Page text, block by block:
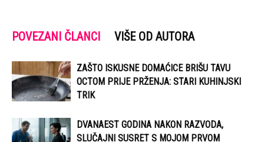
POVEZANI ČLANCI VIŠE OD AUTORA
ZAŠTO ISKUSNE DOMAĆICE BRIŠU TAVU
OCTOM PRIJE PRŽENJA: STARI KUHINJSKI
TRIK
DVANAEST GODINA NAKON RAZVODA,
SLUČAJNI SUSRET S MOJOM PRVOM